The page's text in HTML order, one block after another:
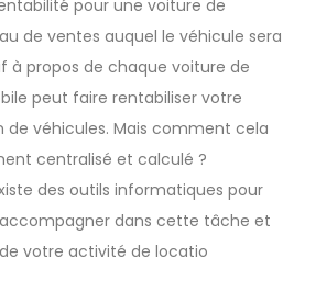
pour une voiture de
de ventes auquel le véhicule sera
à propos de chaque voiture de
peut faire rentabiliser votre
véhicules. Mais comment cela
centralisé et calculé ?
des outils informatiques pour
dans cette tâche et
votre activité de locatio